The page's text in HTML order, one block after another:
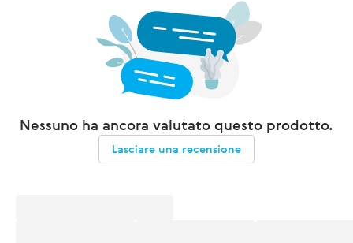
Nessuno ha ancora valutato questo prodotto.
Lasciare una recensione